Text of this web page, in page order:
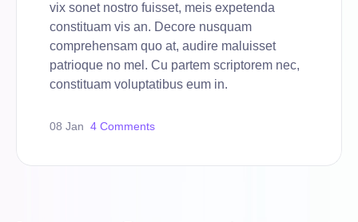
vix sonet nostro fuisset, meis expetenda
constituam vis an. Decore nusquam
comprehensam quo at, audire maluisset
patrioque no mel. Cu partem scriptorem nec,
constituam voluptatibus eum in.
08 Jan 4 Comments